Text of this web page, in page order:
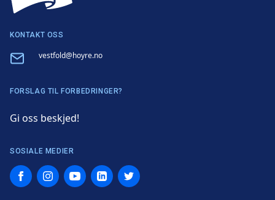
KONTAKT OSS
Email vestfold@hoyre.no
FORSLAG TIL FORBEDRINGER?
Gi oss beskjed!
SOSIALE MEDIER
FacebookInstagramYouTubeLinkedInTwitter